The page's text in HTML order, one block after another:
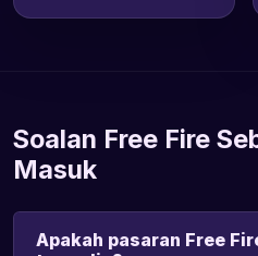
Soalan Free Fire
Masuk
Apakah pasaran Free